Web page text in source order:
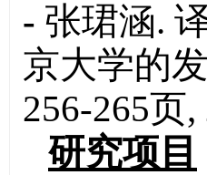
- 张珺涵.
京大学的
256-265页
研究项目